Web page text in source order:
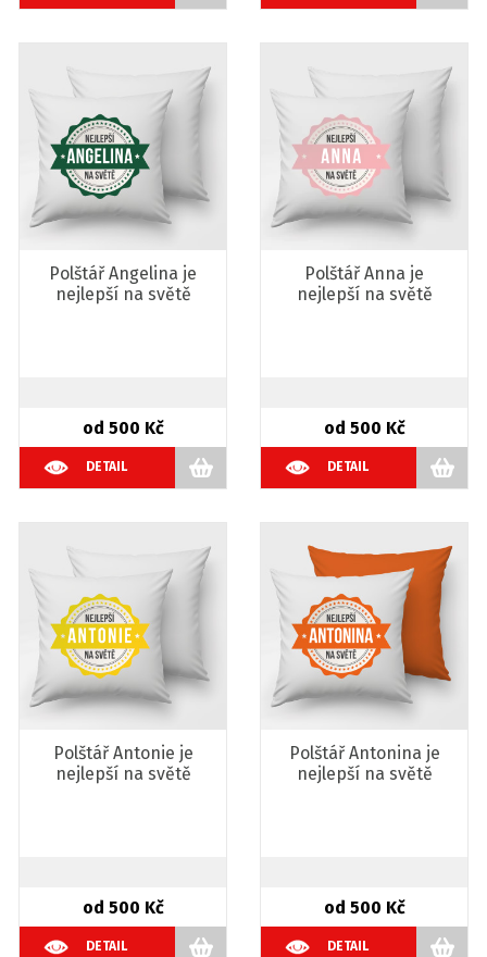
Polštář Angelina je
nejlepší na světě
od 500 Kč
DETAIL
Polštář Anna je
nejlepší na světě
od 500 Kč
DETAIL
Polštář Antonie je
nejlepší na světě
od 500 Kč
DETAIL
Polštář Antonina je
nejlepší na světě
od 500 Kč
DETAIL